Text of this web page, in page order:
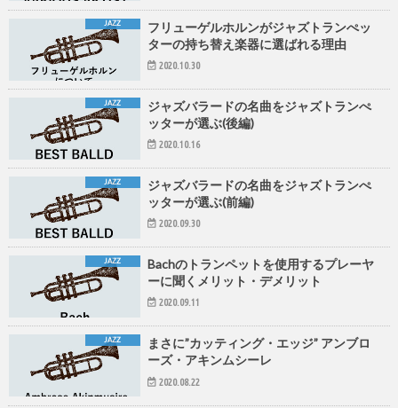
JAZZ
フリューゲルホルンがジャズトランぺッ
ターの持ち替え楽器に選ばれる理由
2020.10.30
JAZZ
ジャズバラードの名曲をジャズトランぺ
ッターが選ぶ(後編)
2020.10.16
JAZZ
ジャズバラードの名曲をジャズトランぺ
ッターが選ぶ(前編)
2020.09.30
JAZZ
Bachのトランペットを使用するプレーヤ
ーに聞くメリット・デメリット
2020.09.11
JAZZ
まさに”カッティング・エッジ” アンブロ
ーズ・アキンムシーレ
2020.08.22